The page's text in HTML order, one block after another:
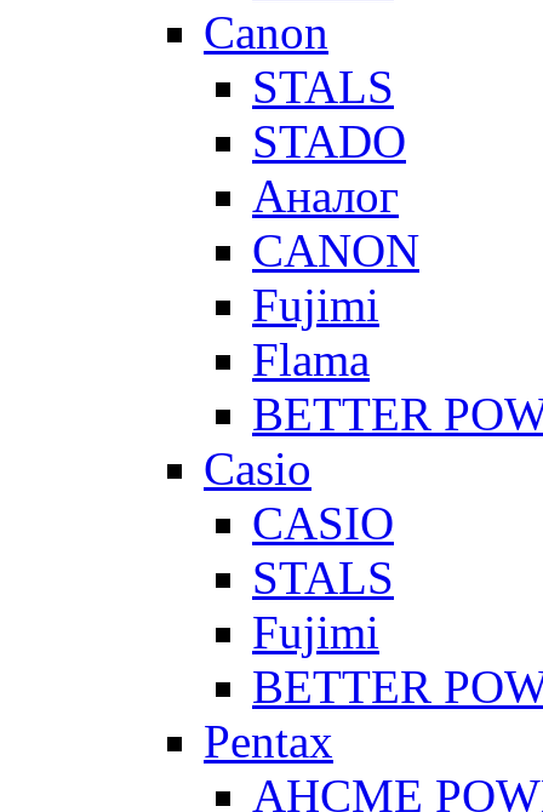
Canon
STALS
STADO
Аналог
CANON
Fujimi
Flama
BETTER
Casio
CASIO
STALS
Fujimi
BETTER
Pentax
AHCME